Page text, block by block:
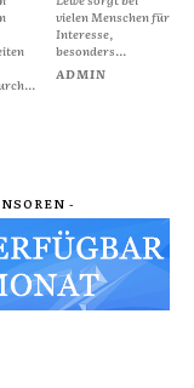
vielen Menschen für
Interesse,
besonders...
ADMIN
-